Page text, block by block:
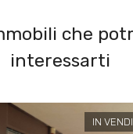
che
interessarti
IN